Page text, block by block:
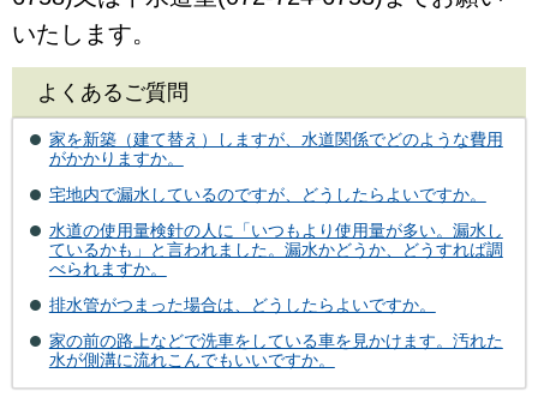
いたします。
よくあるご質問
家を新築（建て替え）しますが、水道関係でどのような費用
がかかりますか。
宅地内で漏水しているのですが、どうしたらよいですか。
水道の使用量検針の人に「いつもより使用量が多い。漏水し
ているかも」と言われました。漏水かどうか、どうすれば調
べられますか。
排水管がつまった場合は、どうしたらよいですか。
家の前の路上などで洗車をしている車を見かけます。汚れた
水が側溝に流れこんでもいいですか。